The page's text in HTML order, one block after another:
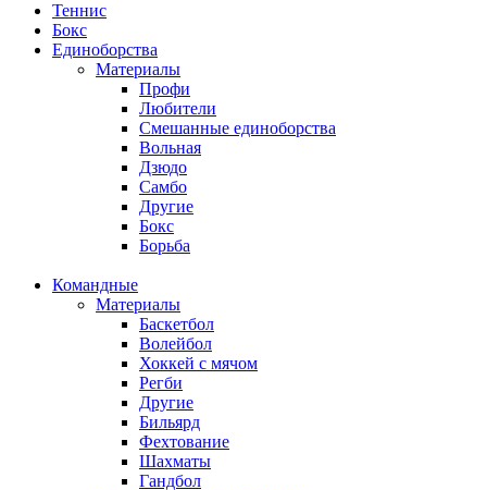
Теннис
Бокс
Единоборства
Материалы
Профи
Любители
Смешанные единоборства
Вольная
Дзюдо
Самбо
Другие
Бокс
Борьба
Командные
Материалы
Баскетбол
Волейбол
Хоккей с мячом
Регби
Другие
Бильярд
Фехтование
Шахматы
Гандбол